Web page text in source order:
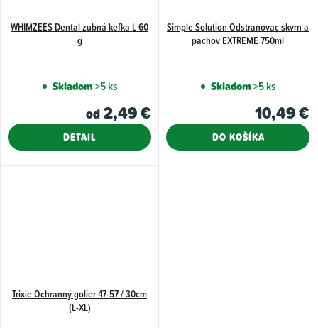
WHIMZEES Dental zubná kefka L 60
g
Skladom>5 ks
od2,49 €
DETAIL
Simple Solution Odstranovac skvrn a
pachov EXTREME 750ml
Skladom>5 ks
10,49 €
DO KOŠÍKA
Trixie Ochranný golier 47-57 / 30cm
(L-XL)